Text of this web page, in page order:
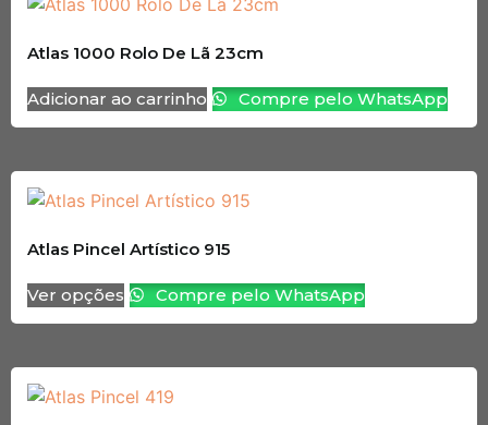
Atlas 1000 Rolo De Lã 23cm
Adicionar ao carrinho Compre pelo WhatsApp
Atlas Pincel Artístico 915
Ver opções Compre pelo WhatsApp